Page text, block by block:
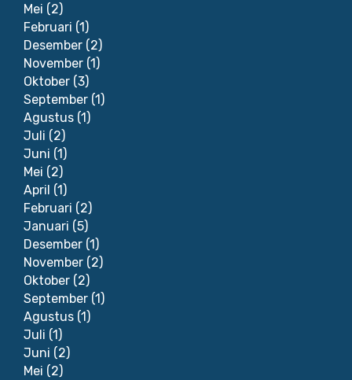
Mei (2)
Februari (1)
Desember (2)
November (1)
Oktober (3)
September (1)
Agustus (1)
Juli (2)
Juni (1)
Mei (2)
April (1)
Februari (2)
Januari (5)
Desember (1)
November (2)
Oktober (2)
September (1)
Agustus (1)
Juli (1)
Juni (2)
Mei (2)